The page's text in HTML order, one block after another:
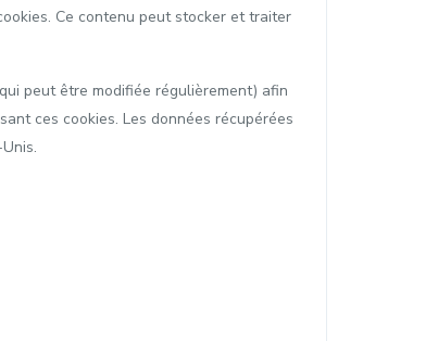
Ce contenu peut stocker et traiter
peut être modifiée régulièrement) afin
ces cookies. Les données récupérées